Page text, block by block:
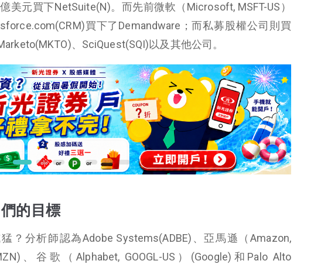
美元買下NetSuite(N)。而先前微軟（Microsoft, MSFT-US）
買下了Demandware；而私募股權公司則買
、SciQuest(SQI)以及其他公司。
的目標
？分析師認為Adobe Systems(ADBE)、亞馬遜（Amazon,
、谷歌（Alphabet, GOOGL-US）(Google)和Palo Alto